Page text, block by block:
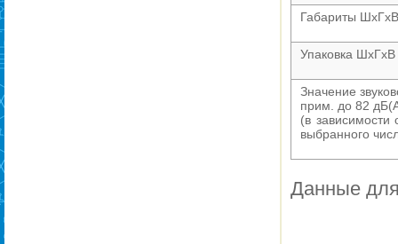
Габариты ШхГхВ
Упаковка ШхГхВ
Значение
прим. до 82
(в зависимости
выбранного
Данные